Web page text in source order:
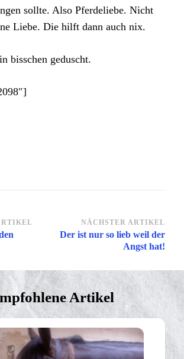
sollte. Also Pferdeliebe. Nicht
Liebe. Die hilft dann auch nix.
bisschen geduscht.
NÄCHSTER ARTIKEL
Der ist nur so lieb weil der
Angst hat!
Artikel